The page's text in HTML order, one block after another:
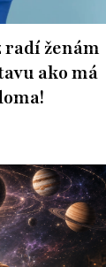
radí ženám
ako má